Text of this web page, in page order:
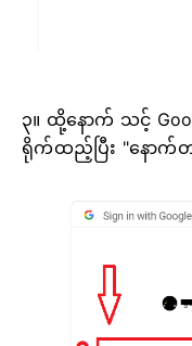
၃။ ထို့နောက် သင့်
ရိုက်ထည့်ပြီး "နောက်